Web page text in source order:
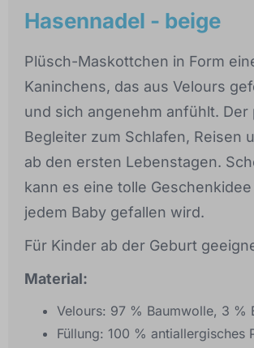
Hasennadel - beige
Plüsch-Maskottchen in Form
Kaninchens, das aus Velours
und sich angenehm anfühlt. Der
Begleiter zum Schlafen, Reisen
ab den ersten Lebenstagen.
kann es eine tolle
jedem Baby gefallen wird.
Für Kinder ab der Geburt
Material:
Velours: 97 % Baumwolle, 3 %
Füllung: 100 % antiallergisches